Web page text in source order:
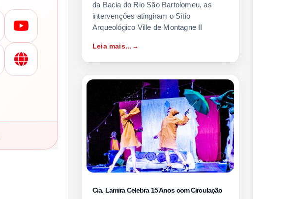
da Bacia do Rio São Bartolomeu, as
intervenções atingiram o Sítio
Arqueológico Ville de Montagne II
Leia mais...
Cia. Lamira Celebra 15 Anos com Circulação